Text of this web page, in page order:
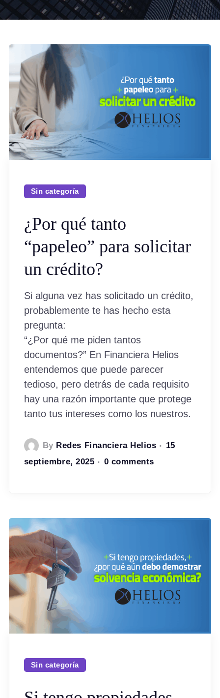
Sin categoría
¿Por qué tanto
“papeleo” para solicitar
un crédito?
Si alguna vez has solicitado un crédito,
probablemente te has hecho esta
pregunta:
“¿Por qué me piden tantos
documentos?” En Financiera Helios
entendemos que puede parecer
tedioso, pero detrás de cada requisito
hay una razón importante que protege
tanto tus intereses como los nuestros.
By Redes Financiera Helios
15
septiembre, 2025
0 comments
Sin categoría